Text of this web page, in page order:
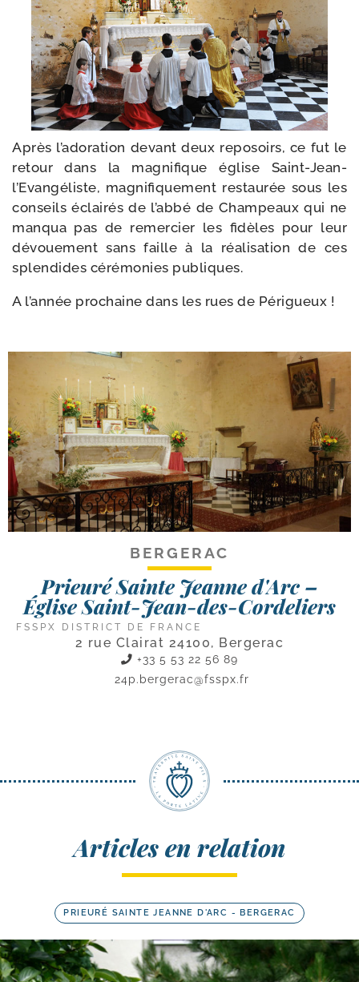
Après l’a­do­ra­tion devant deux repo­soirs, ce fut le
retour dans la magni­fique église Saint-​Jean-​
l’Evangéliste, magni­fi­que­ment res­tau­rée sous les
conseils éclai­rés de l’ab­bé de Champeaux qui ne
man­qua pas de remer­cier les fidèles pour leur
dévoue­ment sans faille à la réa­li­sa­tion de ces
splen­dides céré­mo­nies publiques.
A l’an­née pro­chaine dans les rues de Périgueux !
BERGERAC
Prieuré Sainte Jeanne d'Arc –
Église Saint-Jean-des-Cordeliers
FSSPX DISTRICT DE FRANCE
2 rue Clairat 24100, Bergerac
+33 5 53 22 56 89
24p.bergerac@fsspx.fr
Articles en relation
PRIEURÉ SAINTE JEANNE D'ARC - BERGERAC